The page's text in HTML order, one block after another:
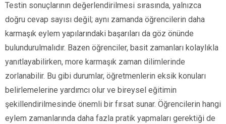
Testin sonuçlarının değerlendirilmesi sırasında, yalnızca
doğru cevap sayısı değil; aynı zamanda öğrencilerin daha
karmaşık eylem yapılarındaki başarıları da göz önünde
bulundurulmalıdır. Bazen öğrenciler, basit zamanları kolaylıkla
yanıtlayabilirken, more karmaşık zaman dilimlerinde
zorlanabilir. Bu gibi durumlar, öğretmenlerin eksik konuları
belirlemelerine yardımcı olur ve bireysel eğitimin
şekillendirilmesinde önemli bir fırsat sunar. Öğrencilerin hangi
eylem zamanlarında daha fazla pratik yapmaları gerektiği de